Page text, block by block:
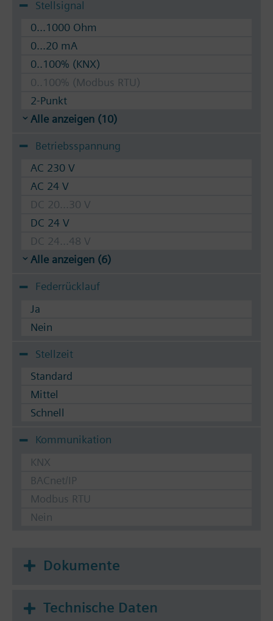
Stellsignal
0...1000 Ohm
0...20 mA
0..100% (KNX)
0..100% (Modbus RTU)
2-Punkt
Alle anzeigen (10)
Betriebsspannung
AC 230 V
AC 24 V
DC 20...30 V
DC 24 V
DC 24...48 V
Alle anzeigen (6)
Federrücklauf
Ja
Nein
Stellzeit
Standard
Mittel
Schnell
Kommunikation
KNX
BACnet/IP
Modbus RTU
Nein
Dokumente
Technische Daten